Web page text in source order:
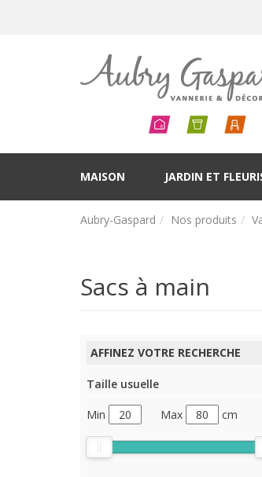
MAISON JARDIN ET
Aubry-Gaspard Nos produits
Sacs à main
AFFINEZ VOTRE RECHERCHE
Taille usuelle
Min Max cm